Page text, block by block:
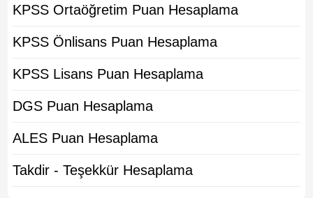
KPSS Ortaöğretim Puan Hesaplama
KPSS Önlisans Puan Hesaplama
KPSS Lisans Puan Hesaplama
DGS Puan Hesaplama
ALES Puan Hesaplama
Takdir - Teşekkür Hesaplama